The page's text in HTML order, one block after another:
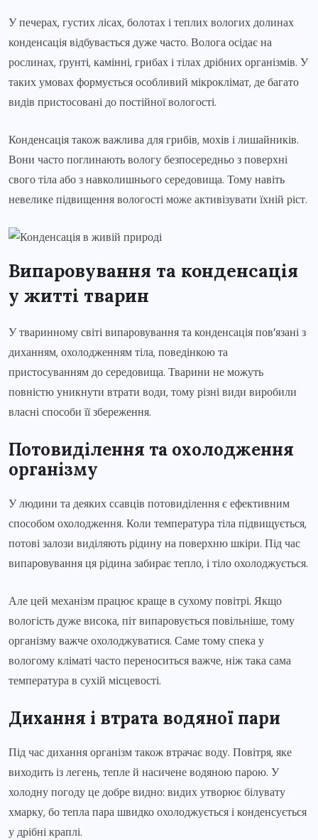
У печерах, густих лісах, болотах і теплих вологих долинах
конденсація відбувається дуже часто. Волога осідає на
рослинах, ґрунті, камінні, грибах і тілах дрібних організмів. У
таких умовах формується особливий мікроклімат, де багато
видів пристосовані до постійної вологості.
Конденсація також важлива для грибів, мохів і лишайників.
Вони часто поглинають вологу безпосередньо з поверхні
свого тіла або з навколишнього середовища. Тому навіть
невелике підвищення вологості може активізувати їхній ріст.
Випаровування та конденсація
у житті тварин
У тваринному світі випаровування та конденсація пов’язані з
диханням, охолодженням тіла, поведінкою та
пристосуванням до середовища. Тварини не можуть
повністю уникнути втрати води, тому різні види виробили
власні способи її збереження.
Потовиділення та охолодження
організму
У людини та деяких ссавців потовиділення є ефективним
способом охолодження. Коли температура тіла підвищується,
потові залози виділяють рідину на поверхню шкіри. Під час
випаровування ця рідина забирає тепло, і тіло охолоджується.
Але цей механізм працює краще в сухому повітрі. Якщо
вологість дуже висока, піт випаровується повільніше, тому
організму важче охолоджуватися. Саме тому спека у
вологому кліматі часто переноситься важче, ніж така сама
температура в сухій місцевості.
Дихання і втрата водяної пари
Під час дихання організм також втрачає воду. Повітря, яке
виходить із легень, тепле й насичене водяною парою. У
холодну погоду це добре видно: видих утворює білувату
хмарку, бо тепла пара швидко охолоджується і конденсується
у дрібні краплі.